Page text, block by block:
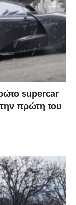
supercar
πρώτη του